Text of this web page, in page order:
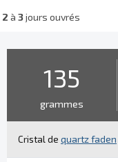
2 à3jours ouvrés
135
grammes
Cristal de quartz faden